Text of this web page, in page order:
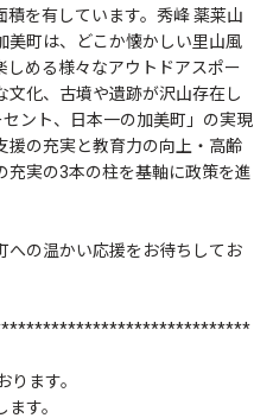
積を有しています。秀峰 薬莱山
美町は、どこか懐かしい里山風
める様々なアウトドアスポー
文化、古墳や遺跡が沢山存在し
ント、日本一の加美町」の実現
援の充実と教育力の向上・高齢
充実の3本の柱を基軸に政策を進
への温かい応援をお待ちしてお
ます。
す。